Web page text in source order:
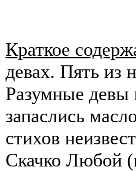
Краткое
девах. Пять из
Разумные девы
запаслись
стихов
Скачко Любой